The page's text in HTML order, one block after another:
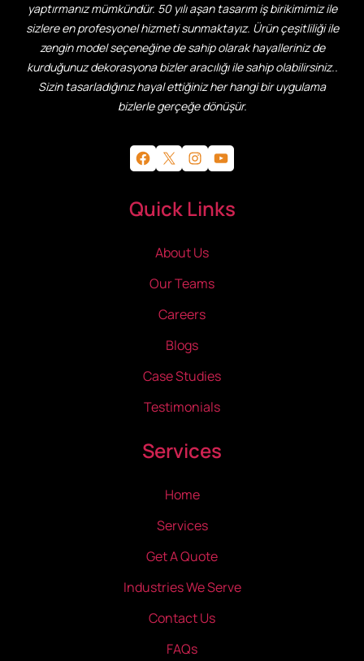
yaptırmanız mümkündür. 50 yılı aşan tasarım iş birikimimiz ile
sizlere en profesyonel hizmeti sunmaktayız. Ürün çeşitliliği ile
zengin model seçeneğine de sahip olarak hayalleriniz de
kurduğunuz dekorasyona bizler aracılığı ile sahip olabilirsiniz..
Sizin tasarladığınız hayal ettiğiniz her hangi bir uygulama
bizlerle gerçeğe dönüşür.
Facebook X Instagram YouTube
Quick Links
About Us
Our Teams
Careers
Blogs
Case Studies
Testimonials
Services
Home
Services
Get A Quote
Industries We Serve
Contact Us
FAQs